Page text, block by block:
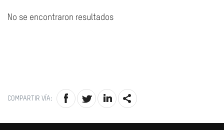
No se encontraron resultados
COMPARTIR VÍA: